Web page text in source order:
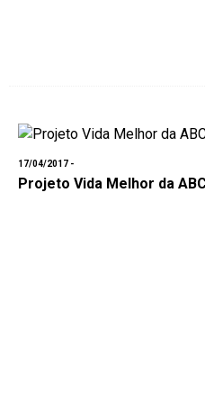
17/04/2017 -
Projeto Vida Melhor da